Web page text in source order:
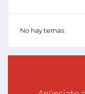
No hay temas: